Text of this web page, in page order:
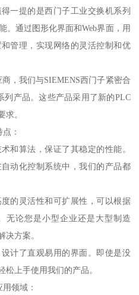
一提的是西门子工业交换机系列
。通过图形化界面和Web界面，用
管理，实现网络的灵活控制和优
我们与SIEMENS西门子紧密合
列产品。这些产品采用了新的PLC
求。
：
和算法，保证了其稳定的性能。
动化控制系统中，我们的产品都
的灵活性和可扩展性，可以根据
无论您是小型企业还是大型制造
决方案。
计了直观易用的界面。即使是没
上手使用我们的产品。
领域：